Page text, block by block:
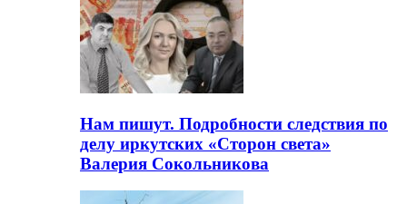
Нам пишут. Подробности следствия по
делу иркутских «Сторон света»
Валерия Сокольникова